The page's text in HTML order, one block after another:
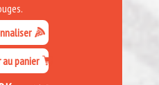
panier